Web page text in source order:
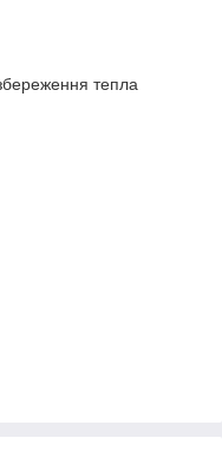
тепла